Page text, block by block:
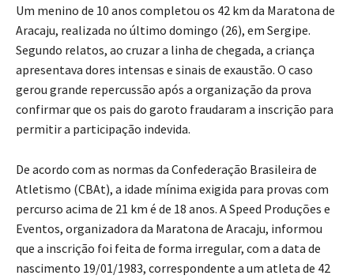
Um menino de 10 anos completou os 42 km da Maratona de
Aracaju, realizada no último domingo (26), em Sergipe.
Segundo relatos, ao cruzar a linha de chegada, a criança
apresentava dores intensas e sinais de exaustão. O caso
gerou grande repercussão após a organização da prova
confirmar que os pais do garoto fraudaram a inscrição para
permitir a participação indevida.
De acordo com as normas da Confederação Brasileira de
Atletismo (CBAt), a idade mínima exigida para provas com
percurso acima de 21 km é de 18 anos. A Speed Produções e
Eventos, organizadora da Maratona de Aracaju, informou
que a inscrição foi feita de forma irregular, com a data de
nascimento 19/01/1983, correspondente a um atleta de 42